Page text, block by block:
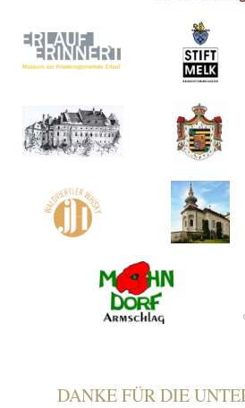
DANKE FÜR DIE